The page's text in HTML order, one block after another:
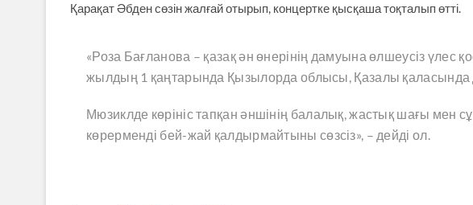
Қарақат Әбден сөзін жалғай отырып, концертке қысқаша тоқталып өтті.
«Роза Бағланова – қазақ ән өнерінің дамуына өлшеусіз үлес
жылдың 1 қаңтарында Қызылорда облысы, Қазалы қаласында
Мюзиклде көрініс тапқан әншінің балалық, жастық шағы мен
көрерменді бей-жай қалдырмайтыны сөзсіз», – дейді ол.